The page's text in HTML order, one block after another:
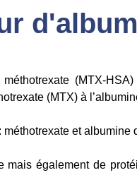
(MTX-
(MTX) à
et albumine
également de